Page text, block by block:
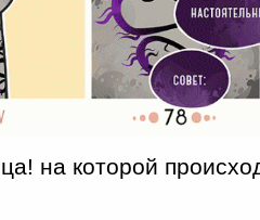
на которой